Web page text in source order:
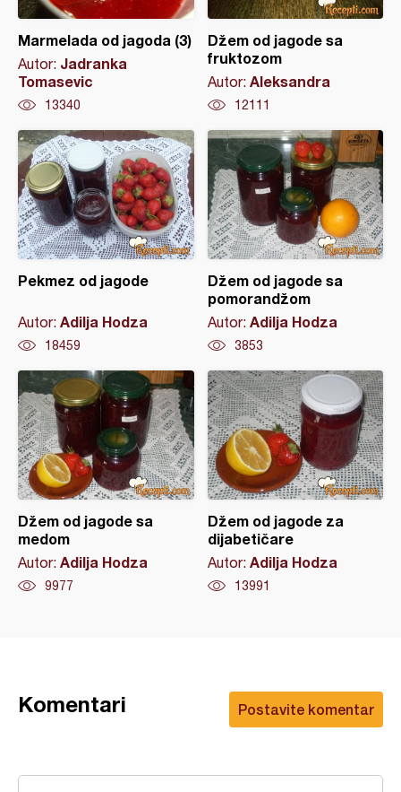
Marmelada od jagoda (3)
Autor: Jadranka
Tomasevic
13340
Džem od jagode sa
fruktozom
Autor: Aleksandra
12111
Pekmez od jagode
Autor: Adilja Hodza
18459
Džem od jagode sa
pomorandžom
Autor: Adilja Hodza
3853
Džem od jagode sa
medom
Autor: Adilja Hodza
9977
Džem od jagode za
dijabetičare
Autor: Adilja Hodza
13991
Postavite komentar
Komentari